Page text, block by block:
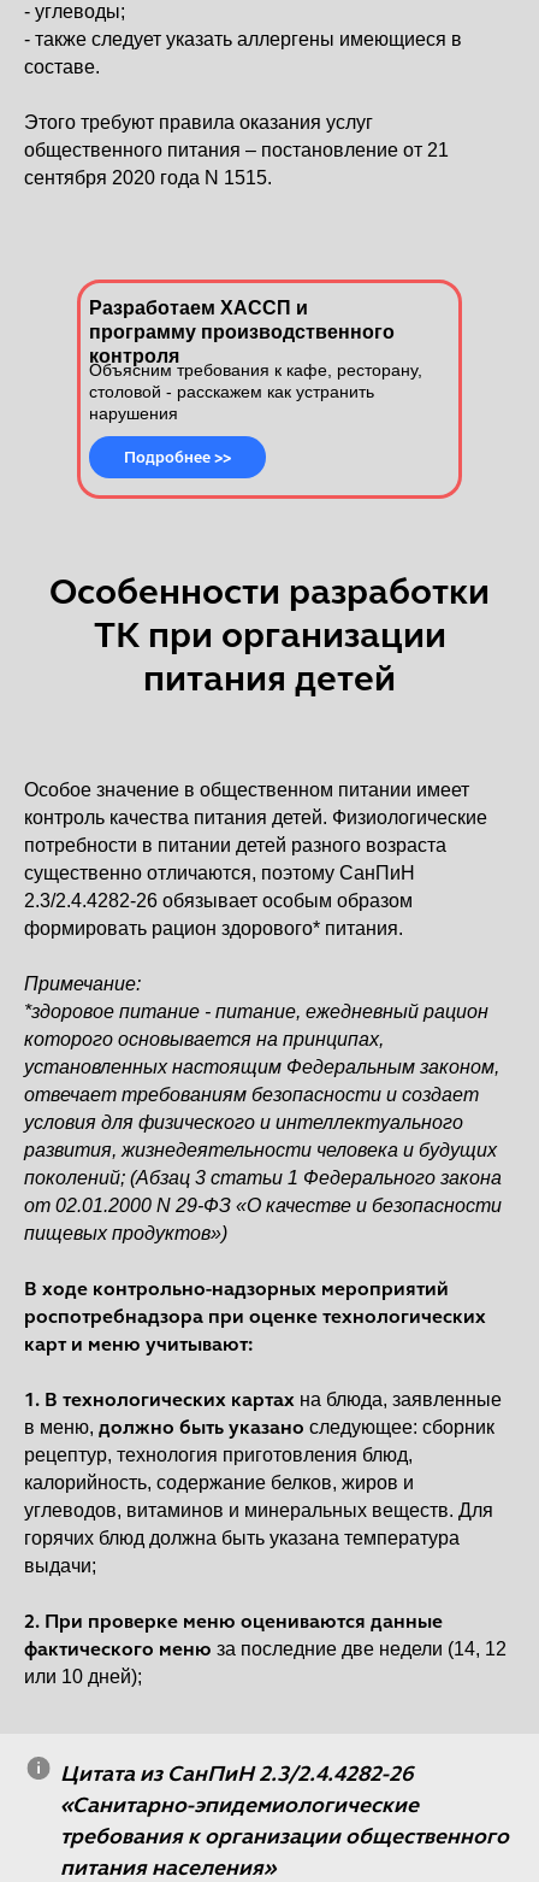
- углеводы;
- также следует указать аллергены имеющиеся в
составе.
Этого требуют правила оказания услуг
общественного питания – постановление от 21
сентября 2020 года N 1515.
Разработаем ХАССП и
программу производственного
контроля
Объясним требования к кафе, ресторану,
столовой - расскажем как устранить
нарушения
Подробнее >>
Особенности разработки
ТК при организации
питания детей
Особое значение в общественном питании имеет
контроль качества питания детей. Физиологические
потребности в питании детей разного возраста
существенно отличаются, поэтому СанПиН
2.3/2.4.4282-26 обязывает особым образом
формировать рацион здорового* питания.
Примечание:
*здоровое питание - питание, ежедневный рацион
которого основывается на принципах,
установленных настоящим Федеральным законом,
отвечает требованиям безопасности и создает
условия для физического и интеллектуального
развития, жизнедеятельности человека и будущих
поколений; (Абзац 3 статьи 1 Федерального закона
от 02.01.2000 N 29-ФЗ «О качестве и безопасности
пищевых продуктов»)
В ходе контрольно-надзорных мероприятий
роспотребнадзора при оценке технологических
карт и меню учитывают:
1. В технологических картах на блюда, заявленные
в меню, должно быть указано следующее: сборник
рецептур, технология приготовления блюд,
калорийность, содержание белков, жиров и
углеводов, витаминов и минеральных веществ. Для
горячих блюд должна быть указана температура
выдачи;
2. При проверке меню оцениваются данные
фактического меню за последние две недели (14, 12
или 10 дней);
Цитата из СанПиН 2.3/2.4.4282-26
«Санитарно-эпидемиологические
требования к организации общественного
питания населения»